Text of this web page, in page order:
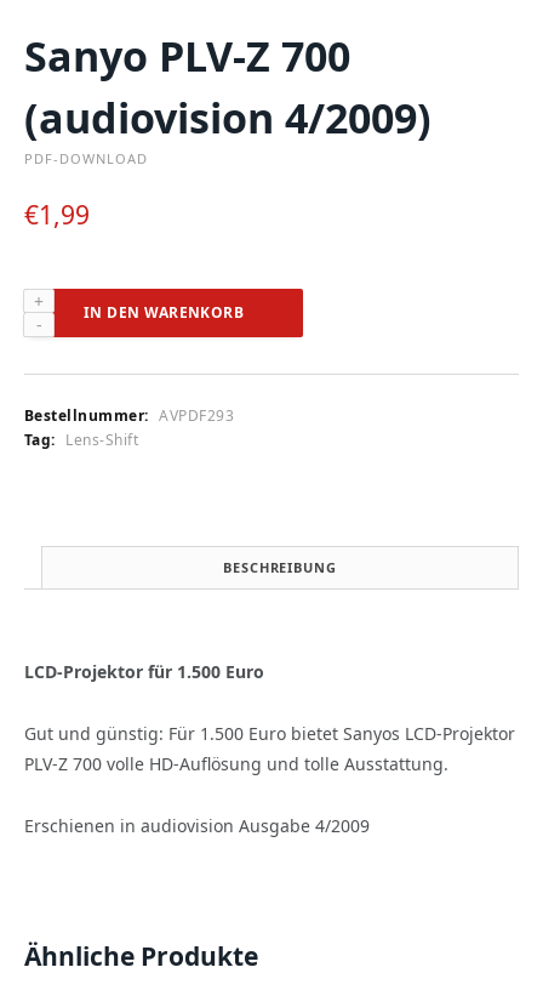
Sanyo PLV-Z 700
(audiovision 4/2009)
PDF-DOWNLOAD
€1,99
Sanyo
PLV-
700
4/2009)
Menge
IN DEN WARENKORB
Bestellnummer: AVPDF293
Tag: Lens-Shift
BESCHREIBUNG
LCD-Projektor für 1.500 Euro
Gut und günstig: Für 1.500 Euro bietet Sanyos LCD-Projektor
PLV-Z 700 volle HD-Auflösung und tolle Ausstattung.
Erschienen in audiovision Ausgabe 4/2009
Ähnliche Produkte